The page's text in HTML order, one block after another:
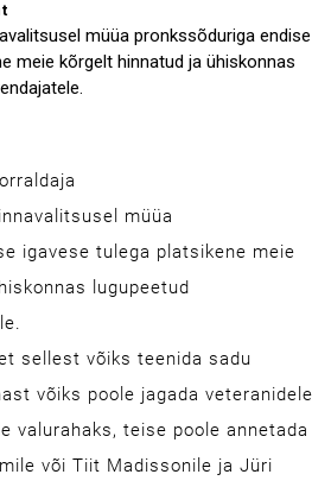
müüa pronkssõduriga endise
meie kõrgelt hinnatud ja ühiskonnas
müüa
igavese tulega platsikene meie
lugupeetud
sellest võiks teenida sadu
võiks poole jagada veteranidele
valurahaks, teise poole annetada
või Tiit Madissonile ja Jüri